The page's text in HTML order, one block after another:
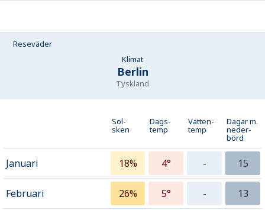
Reseväder
Klimat
Berlin
Tyskland
Sol-
sken
Dags-
temp
Vatten-
temp
Dagar m.
neder­
börd
Januari 18% 4° - 15
Februari 26% 5° - 13